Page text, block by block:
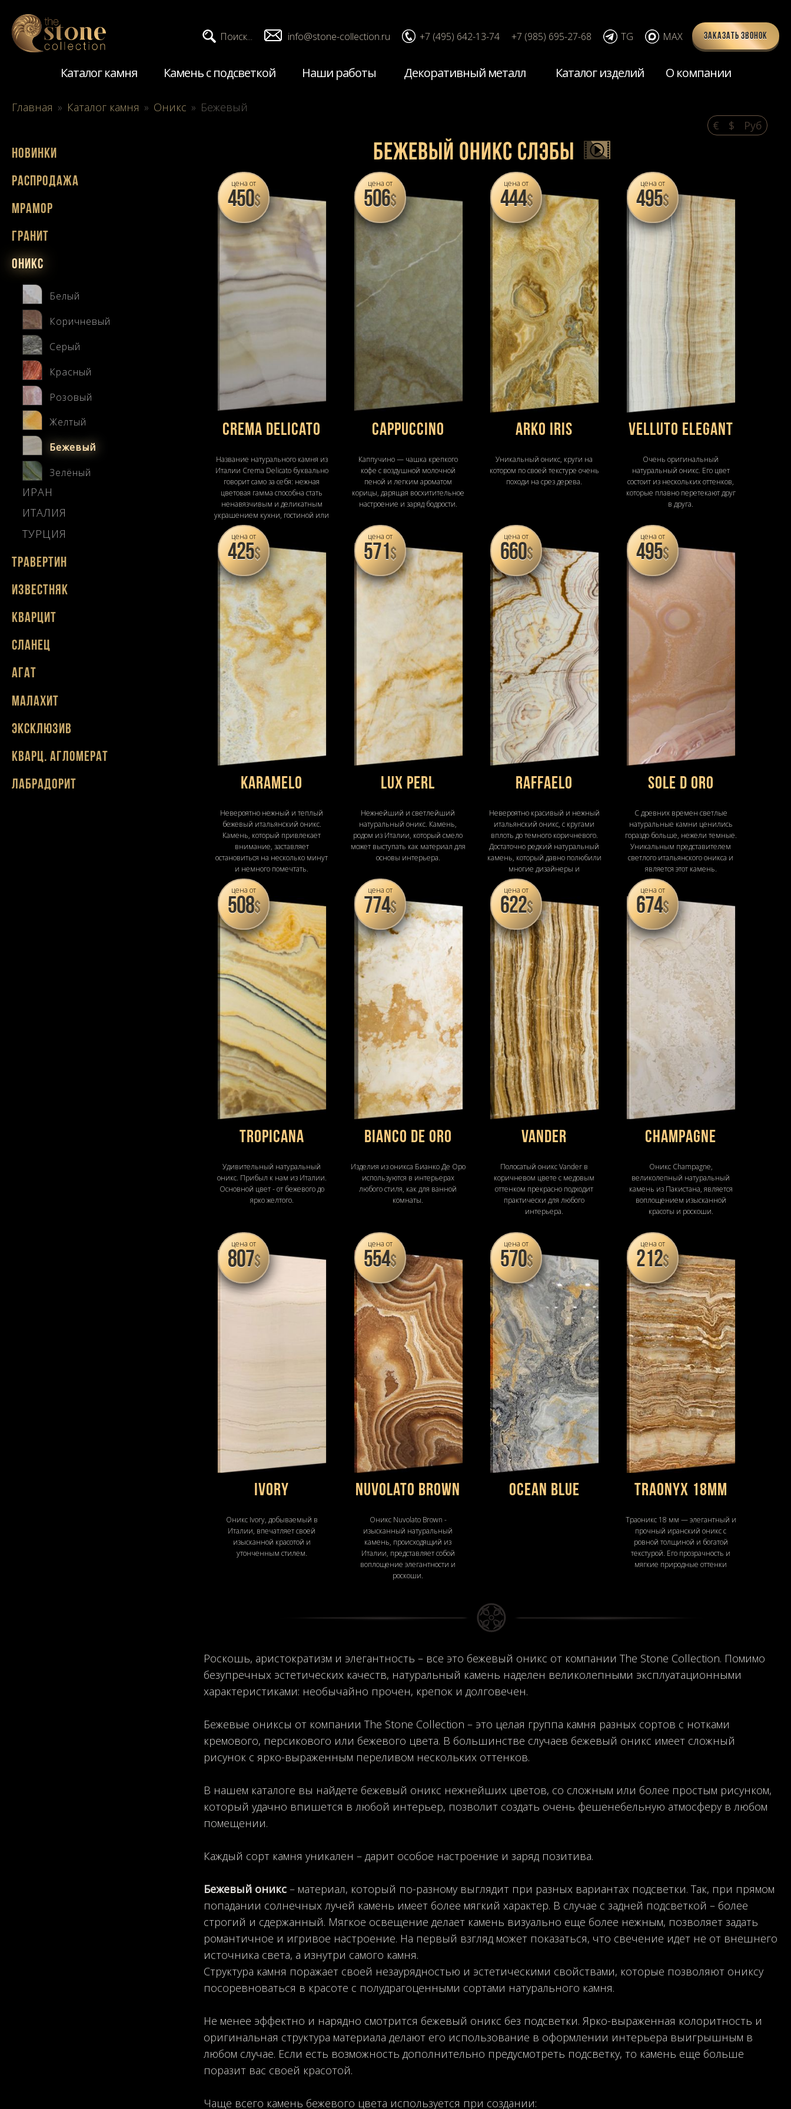
Заказать звонок
Поиск... info@stone-collection.ru +7 (495) 642-13-74 +7 (985) 695-27-68 TG MAX
Каталог камня Камень с подсветкой Наши работы Декоративный металл Каталог изделий О компании
Главная » Каталог камня » Оникс » Бежевый
€
$ Pуб
Новинки
Распродажа
Мрамор
Гранит
Оникс
Белый
Коричневый
Серый
Красный
Розовый
Желтый
Бежевый
Зелёный
ИРАН
ИТАЛИЯ
ТУРЦИЯ
Травертин
Известняк
Кварцит
Сланец
Агат
Малахит
Эксклюзив
Кварц. агломерат
Лабрадорит
Бежевый оникс слэбы
цена от
450$
Crema Delicato
Название натурального камня из
Италии Crema Delicato буквально
говорит само за себя: нежная
цветовая гамма способна стать
ненавязчивым и деликатным
украшением кухни, гостиной или
спальни.
цена от
506$
Cappuccino
Каппучино — чашка крепкого
кофе с воздушной молочной
пеной и легким ароматом
корицы, дарящая восхитительное
настроение и заряд бодрости.
цена от
444$
Arko Iris
Уникальный оникс, круги на
котором по своей текстуре очень
походи на срез дерева.
цена от
495$
Velluto Elegant
Очень оригинальный
натуральный оникс. Его цвет
состоит из нескольких оттенков,
которые плавно перетекают друг
в друга.
цена от
425$
Karamelo
Невероятно нежный и теплый
бежевый итальянский оникс.
Камень, который привлекает
внимание, заставляет
остановиться на несколько минут
и немного помечтать.
цена от
571$
Lux Perl
Нежнейший и светлейший
натуральный оникс. Камень,
родом из Италии, который смело
может выступать как материал для
основы интерьера.
цена от
660$
Raffaеlo
Невероятно красивый и нежный
итальянский оникс, с кругами
вплоть до темного коричневого.
Достаточно редкий натуральный
камень, который давно полюбили
многие дизайнеры и
архитекторы.
цена от
495$
Sole D Oro
С древних времен светлые
натуральные камни ценились
гораздо больше, нежели темные.
Уникальным представителем
светлого итальянского оникса и
является этот камень.
цена от
508$
Tropicana
Удивительный натуральный
оникс. Прибыл к нам из Италии.
Основной цвет - от бежевого до
ярко желтого.
цена от
774$
Bianco de oro
Изделия из оникса Бианко Де Оро
используются в интерьерах
любого стиля, как для ванной
комнаты.
цена от
622$
Vander
Полосатый оникс Vander в
коричневом цвете с медовым
оттенком прекрасно подходит
практически для любого
интерьера.
цена от
674$
Champagne
Оникс Champagne,
великолепный натуральный
камень из Пакистана, является
воплощением изысканной
красоты и роскоши.
цена от
807$
Ivory
Оникс Ivory, добываемый в
Италии, впечатляет своей
изысканной красотой и
утонченным стилем.
цена от
554$
Nuvolato Brown
Оникс Nuvolato Brown -
изысканный натуральный
камень, происходящий из
Италии, представляет собой
воплощение элегантности и
роскоши.
цена от
570$
Ocean Blue
цена от
212$
Traonyx 18mm
Траоникс 18 мм — элегантный и
прочный иранский оникс с
ровной толщиной и богатой
текстурой. Его прозрачность и
мягкие природные оттенки
Роскошь, аристократизм и элегантность – все это бежевый оникс от компании The Stone Collection. Помимо
безупречных эстетических качеств, натуральный камень наделен великолепными эксплуатационными
характеристиками: необычайно прочен, крепок и долговечен.
Бежевые ониксы от компании The Stone Collection – это целая группа камня разных сортов с нотками
кремового, персикового или бежевого цвета. В большинстве случаев бежевый оникс имеет сложный
рисунок с ярко-выраженным переливом нескольких оттенков.
В нашем каталоге вы найдете бежевый оникс нежнейших цветов, со сложным или более простым рисунком,
который удачно впишется в любой интерьер, позволит создать очень фешенебельную атмосферу в любом
помещении.
Каждый сорт камня уникален – дарит особое настроение и заряд позитива.
Бежевый оникс – материал, который по-разному выглядит при разных вариантах подсветки. Так, при прямом
попадании солнечных лучей камень имеет более мягкий характер. В случае с задней подсветкой – более
строгий и сдержанный. Мягкое освещение делает камень визуально еще более нежным, позволяет задать
романтичное и игривое настроение. На первый взгляд может показаться, что свечение идет не от внешнего
источника света, а изнутри самого камня.
Структура камня поражает своей незаурядностью и эстетическими свойствами, которые позволяют ониксу
посоревноваться в красоте с полудрагоценными сортами натурального камня.
Не менее эффектно и нарядно смотрится бежевый оникс без подсветки. Ярко-выраженная колоритность и
оригинальная структура материала делают его использование в оформлении интерьера выигрышным в
любом случае. Если есть возможность дополнительно предусмотреть подсветку, то камень еще больше
поразит вас своей красотой.
Чаще всего камень бежевого цвета используется при создании: